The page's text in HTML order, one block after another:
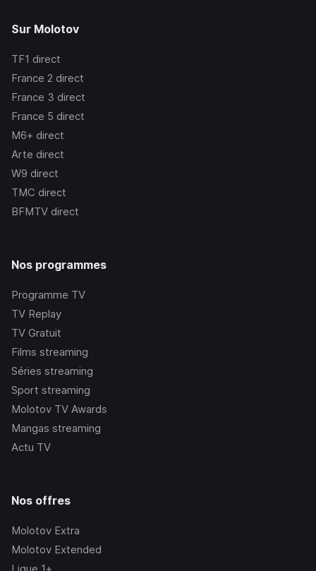
Sur Molotov
TF1 direct
France 2 direct
France 3 direct
France 5 direct
M6+ direct
Arte direct
W9 direct
TMC direct
BFMTV direct
Nos programmes
Programme TV
TV Replay
TV Gratuit
Films streaming
Séries streaming
Sport streaming
Molotov TV Awards
Mangas streaming
Actu TV
Nos offres
Molotov Extra
Molotov Extended